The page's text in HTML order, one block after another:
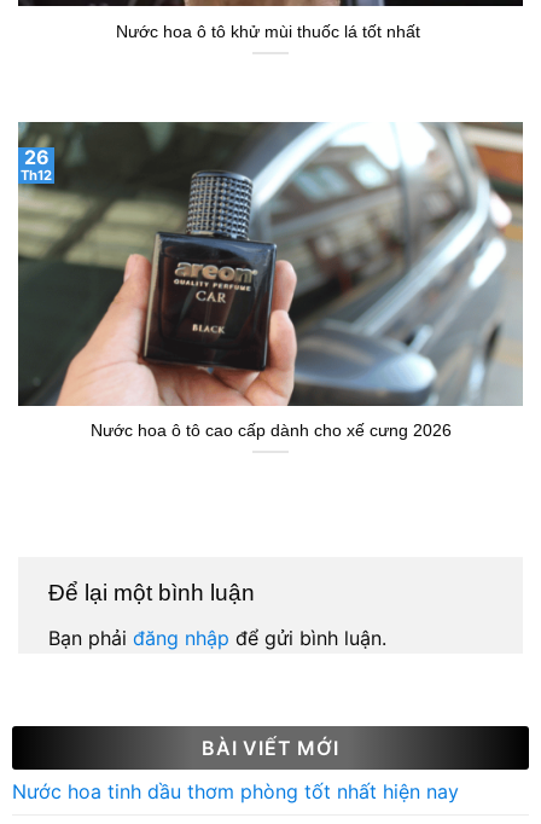
Nước hoa ô tô khử mùi thuốc lá tốt nhất
Nước hoa ô tô cao cấp dành cho xế cưng 2026
26
Th12
Để lại một bình luận
Bạn phải đăng nhập để gửi bình luận.
BÀI VIẾT MỚI
Nước hoa tinh dầu thơm phòng tốt nhất hiện nay